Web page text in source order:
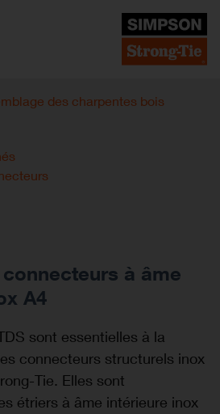
des charpentes bois
à âme
A4
sont essentielles à la
connecteurs structurels inox
Tie. Elles sont
étriers à âme intérieure inox